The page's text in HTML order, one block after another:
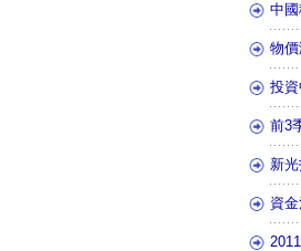
中
物
投
前3
新
資